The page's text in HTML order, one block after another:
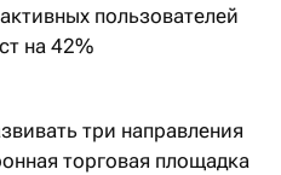
пользователей
на 42%
три направления
торговая площадка